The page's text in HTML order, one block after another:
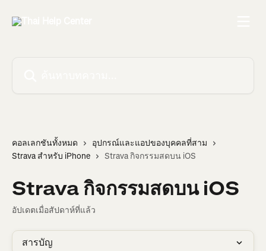
คอลเลกชันทั้งหมด
อุปกรณ์และแอปของบุคคลที่สาม
Strava สำหรับ iPhone
Strava กิจกรรมสดบน iOS
Strava กิจกรรมสดบน iOS
อัปเดตเมื่อสัปดาห์ที่แล้ว
สารบัญ